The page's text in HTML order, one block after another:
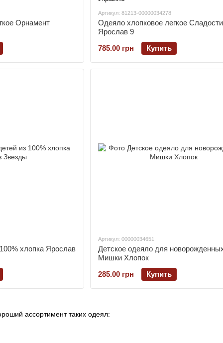
ассортимент таких одеял:
Орнамент
Артикул: 81213-00000034278
Одеяло хлопковое легкое Сладости
Ярослав 9
785.00 грн
Купить
хлопка Ярослав
Артикул: 00000034651
Детское одеяло для
Мишки Хлопок
285.00 грн
Купить